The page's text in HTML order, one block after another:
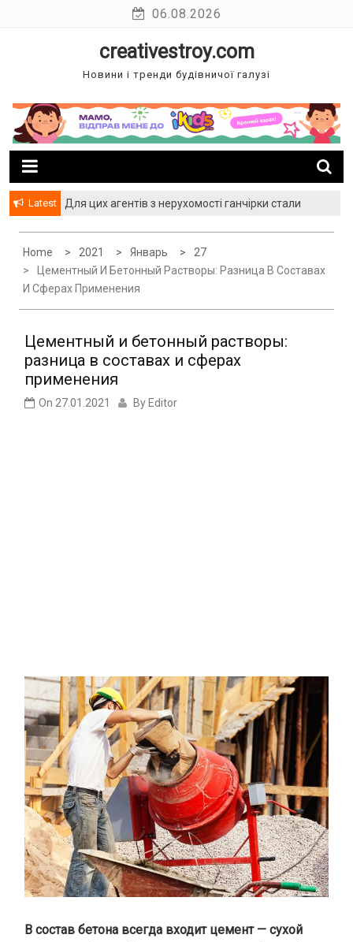
06.08.2026
creativestroy.com
Новини і тренди будівничої галузі
Latest
Для цих агентів з нерухомості ганчірки стали
Home 2021 Январь
27
Цементный И Бетонный Растворы: Разница В Составах
И Сферах Применения
Цементный и бетонный растворы:
разница в составах и сферах
применения
On 27.01.2021 By Editor
В состав бетона всегда входит цемент — сухой